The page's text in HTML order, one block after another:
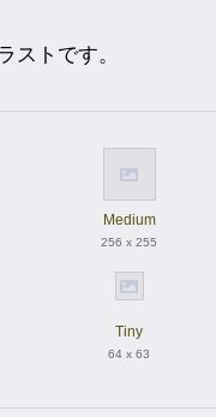
ストです。
Medium
256 x 255
Tiny
64 x 63